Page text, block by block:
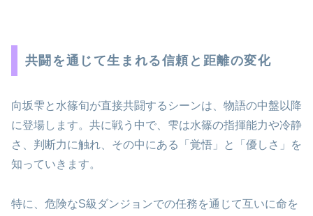
共闘を通じて生まれる信頼と距離の変化
向坂雫と水篠旬が直接共闘するシーンは、物語の中盤以降
に登場します。共に戦う中で、雫は水篠の指揮能力や冷静
さ、判断力に触れ、その中にある「覚悟」と「優しさ」を
知っていきます。
特に、危険なS級ダンジョンでの任務を通じて互いに命を